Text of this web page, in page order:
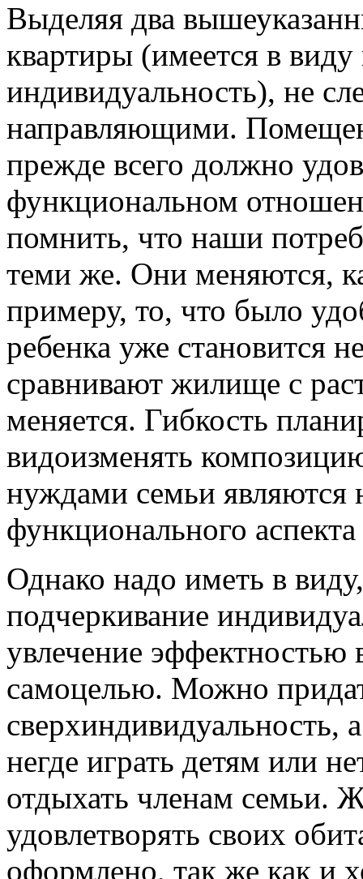
Выделяя два
квартиры (имеется в
индивидуальность), не
направляющими.
прежде всего должно
функциональном
помнить, что наши
теми же. Они меняются,
примеру, то, что было
ребенка уже становится
сравнивают жилище с
меняется. Гибкость
видоизменять
нуждами семьи
функционального
Однако надо иметь в
подчеркивание
увлечение
самоцелью. Можно
негде играть детям или
отдыхать членам семьи.
удовлетворять своих
оформлено, так же как и